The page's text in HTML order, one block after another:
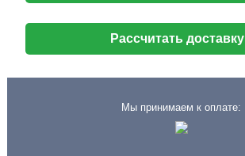
Рассчитать доставку
Мы принимаем к оплате: